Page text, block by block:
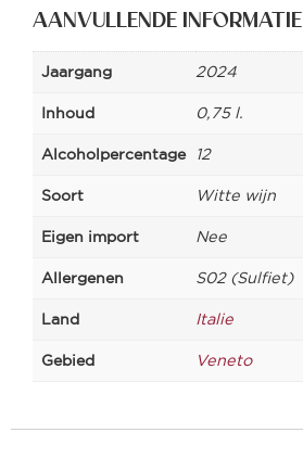
AANVULLENDE INFORMATIE
Jaargang 2024
Inhoud 0,75 l.
Alcoholpercentage 12
Soort Witte wijn
Eigen import Nee
Allergenen S02 (Sulfiet)
Land Italie
Gebied Veneto